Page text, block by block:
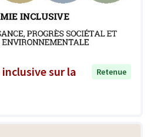
sur la
Retenue